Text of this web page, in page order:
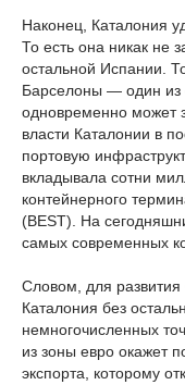
Наконец, Каталония
То есть она никак не
остальной Испании.
Барселоны — один из
одновременно может
власти Каталонии в
портовую
вкладывала сотни
контейнерного
(BEST). На
самых современных
Словом, для развития
Каталония без
немногочисленных
из зоны евро окажет
экспорта, которому